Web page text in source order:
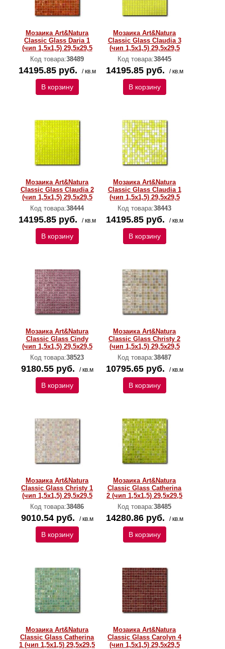
Мозаика Art&Natura
Classic Glass Daria 1
(чип 1,5х1,5) 29,5x29,5
Код товара:38489
14195.85 руб. / кв.м
В корзину
Мозаика Art&Natura
Classic Glass Claudia 3
(чип 1,5х1,5) 29,5x29,5
Код товара:38445
14195.85 руб. / кв.м
В корзину
Мозаика Art&Natura
Classic Glass Claudia 2
(чип 1,5х1,5) 29,5x29,5
Код товара:38444
14195.85 руб. / кв.м
В корзину
Мозаика Art&Natura
Classic Glass Claudia 1
(чип 1,5х1,5) 29,5x29,5
Код товара:38443
14195.85 руб. / кв.м
В корзину
Мозаика Art&Natura
Classic Glass Cindy
(чип 1,5х1,5) 29,5x29,5
Код товара:38523
9180.55 руб. / кв.м
В корзину
Мозаика Art&Natura
Classic Glass Christy 2
(чип 1,5х1,5) 29,5x29,5
Код товара:38487
10795.65 руб. / кв.м
В корзину
Мозаика Art&Natura
Classic Glass Christy 1
(чип 1,5х1,5) 29,5x29,5
Код товара:38486
9010.54 руб. / кв.м
В корзину
Мозаика Art&Natura
Classic Glass Catherina
2 (чип 1,5х1,5) 29,5x29,5
Код товара:38485
14280.86 руб. / кв.м
В корзину
Мозаика Art&Natura
Classic Glass Catherina
1 (чип 1,5х1,5) 29,5x29,5
Мозаика Art&Natura
Classic Glass Carolyn 4
(чип 1,5х1,5) 29,5x29,5